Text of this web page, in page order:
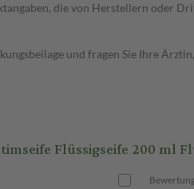
die von Herstellern oder
und fragen Sie Ihre
Flüssigseife 200 ml